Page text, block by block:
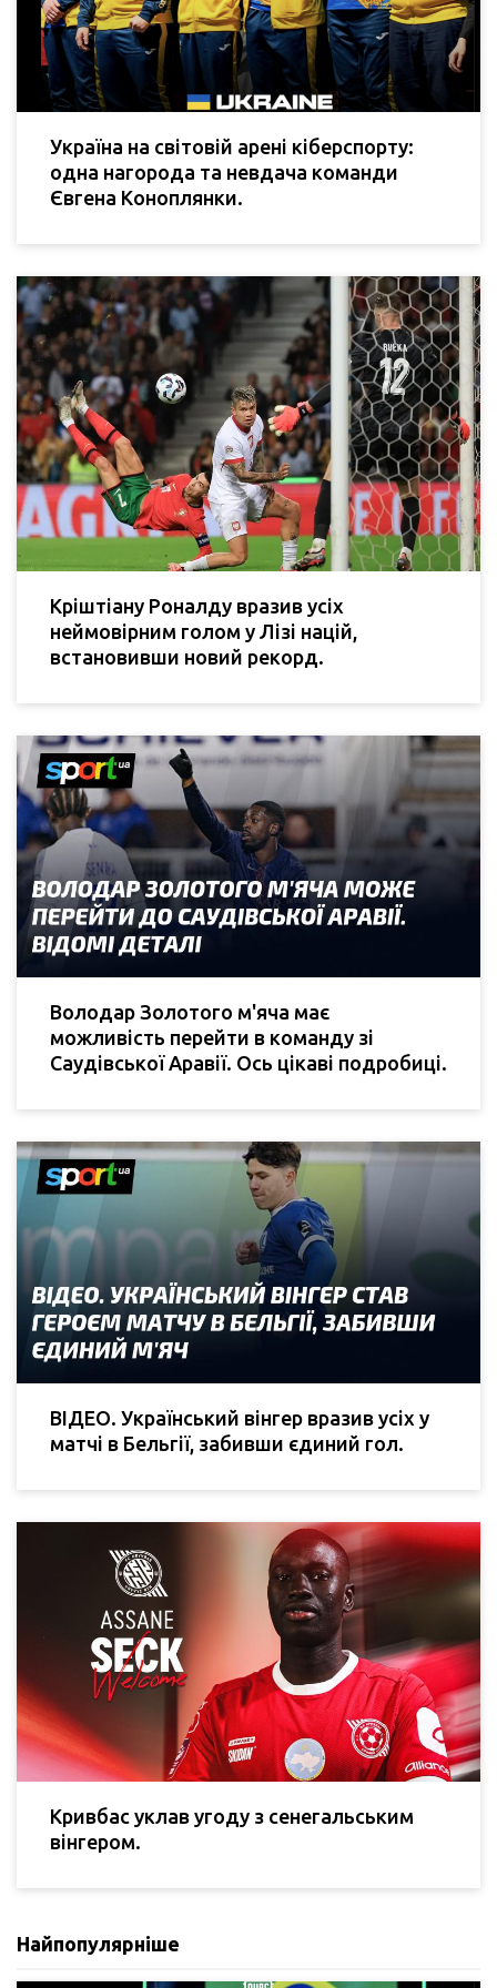
Україна на світовій арені кіберспорту:
одна нагорода та невдача команди
Євгена Коноплянки.
Кріштіану Роналду вразив усіх
неймовірним голом у Лізі націй,
встановивши новий рекорд.
Володар Золотого м'яча має
можливість перейти в команду зі
Саудівської Аравії. Ось цікаві подробиці.
ВІДЕО. Український вінгер вразив усіх у
матчі в Бельгії, забивши єдиний гол.
Кривбас уклав угоду з сенегальським
вінгером.
Найпопулярніше